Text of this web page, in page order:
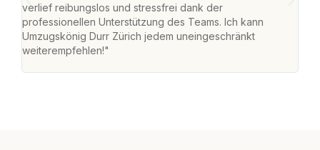
verlief reibungslos und stressfrei dank der
professionellen Unterstützung des Teams. Ich kann
Umzugskönig Durr Zürich jedem uneingeschränkt
weiterempfehlen!"